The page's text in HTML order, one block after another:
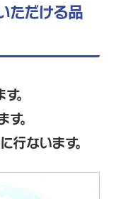
ただける品
。
。
行ないます。